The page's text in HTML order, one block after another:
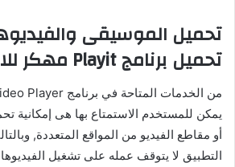
تحميل الموسيقى
تحميل برنامج Playit مهكر للاندرويد
يمكن للمستخدم الاستمتاع بها هى إمكانية
أو مقاطع الفيديو من المواقع المتعددة,
التطبيق لا يتوقف عمله على تشغيل